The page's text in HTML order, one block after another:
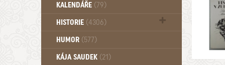
KALENDÁŘE (79)
HISTORIE (4306)
Mytologie, Mýty, Báje, Pověsti (203)
HUMOR (577)
KÁJA SAUDEK (21)